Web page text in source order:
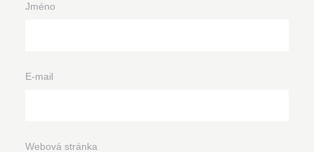
Jméno
E-mail
Webová stránka